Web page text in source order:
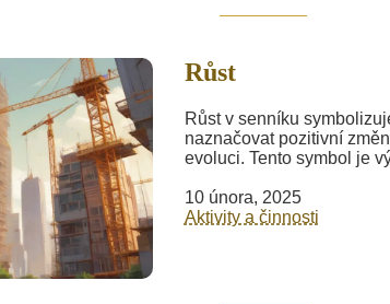
Růst
Růst v senníku
naznačovat pozitivní
evoluci. Tento symbol je
10 února, 2025
Aktivity a činnosti